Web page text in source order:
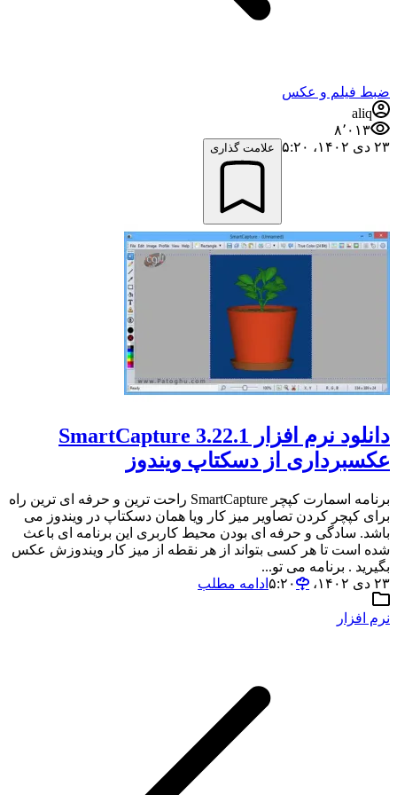
ضبط فيلم و عكس
aliq
۸٬۰۱۳
۲۳ دی ۱۴۰۲،‏ ۵:۲۰
علامت گذاری
دانلود نرم افزار SmartCapture 3.22.1
عکسبرداری از دسکتاپ ویندوز
برنامه اسمارت کپچر SmartCapture راحت ترین و حرفه ای ترین راه
برای کپچر کردن تصاویر میز کار ویا همان دسکتاپ در ویندوز می
باشد. سادگی و حرفه ای بودن محیط کاربری این برنامه ای باعث
شده است تا هر کسی بتواند از هر نقطه از میز کار ویندوزش عکس
بگیرید . برنامه می تو...
۲۳ دی ۱۴۰۲،‏ ۵:۲۰
ادامه مطلب
نرم افزار